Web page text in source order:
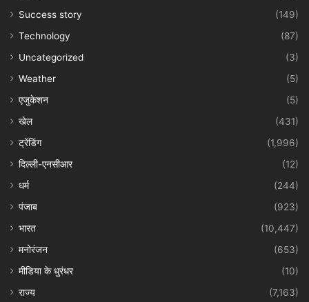
Success story
(149)
Technology
(87)
Uncategorized
(3)
Weather
(5)
एजुकेशन
(5)
खेल
(431)
ट्रेंडिंग
(1,996)
दिल्ली-एनसीआर
(12)
धर्म
(244)
पंजाब
(923)
भारत
(10,447)
मनोरंजन
(653)
मीडिया के धुरंधर
(10)
राज्य
(7,163)